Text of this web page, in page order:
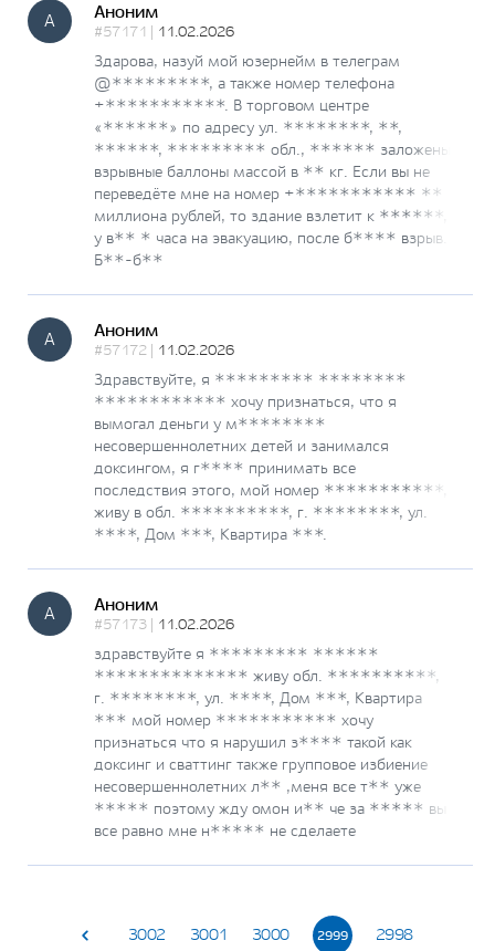
А Аноним
#57171 | 11.02.2026
Здарова, назуй мой юзернейм в телеграм
@*********, а также номер телефона
+***********. В торговом центре
«******» по адресу ул. ********, **,
******, ********* обл., ****** заложены
взрывные баллоны массой в ** кг. Если вы не
переведёте мне на номер +*********** **
миллиона рублей, то здание взлетит к ******,
у в** * часа на эвакуацию, после б**** взрыв.
Б**-б**
А Аноним
#57172 | 11.02.2026
Здравствуйте, я ********* ********
************ хочу признаться, что я
вымогал деньги у м********
несовершеннолетних детей и занимался
доксингом, я г**** принимать все
последствия этого, мой номер ***********,
живу в обл. **********, г. ********, ул.
****, Дом ***, Квартира ***.
А Аноним
#57173 | 11.02.2026
здравствуйте я ********* ******
************** живу обл. **********,
г. ********, ул. ****, Дом ***, Квартира
*** мой номер *********** хочу
признаться что я нарушил з**** такой как
доксинг и сваттинг также групповое избиение
несовершеннолетних л** ,меня все т** уже
***** поэтому жду омон и** че за ***** вы
все равно мне н***** не сделаете
3002 3001 3000 2999 2998